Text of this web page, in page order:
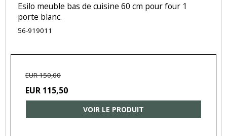
Esilo meuble bas de cuisine 60 cm pour four 1
porte blanc.
56-919011
EUR 150,00
EUR 115,50
VOIR LE PRODUIT